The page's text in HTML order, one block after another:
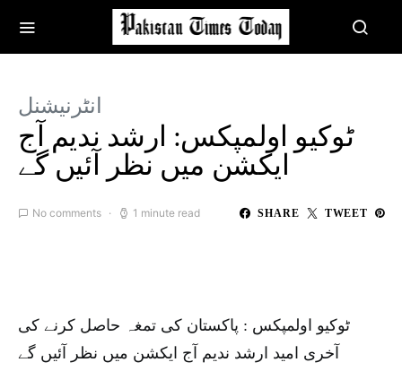
انٹرنیشنل
ٹوکیو اولمپکس: ارشد ندیم آج
ایکشن میں نظر آئیں گے
No comments 1 minute read SHARE TWEET
ٹوکیو اولمپکس : پاکستان کی تمغہ حاصل کرنے کی
آخری امید ارشد ندیم آج ایکشن میں نظر آئیں گے